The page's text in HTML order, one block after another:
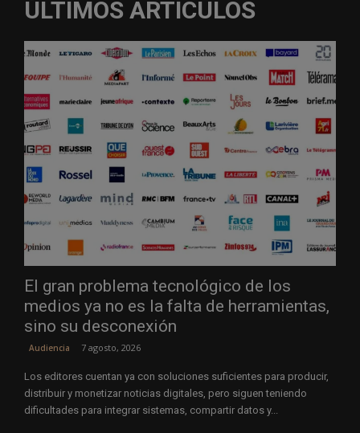
ÚLTIMOS ARTÍCULOS
El gran problema tecnológico de los
medios ya no es la falta de herramientas,
sino su desconexión
Audiencia 7 agosto, 2026
Los editores cuentan ya con soluciones suficientes para producir,
distribuir y monetizar noticias digitales, pero siguen teniendo
dificultades para integrar sistemas, compartir datos y...